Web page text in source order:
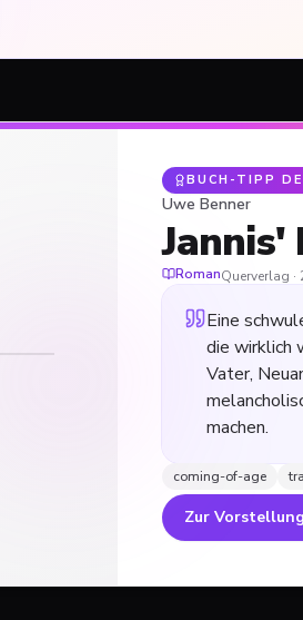
BUCH-TIPP
Uwe Benner
RomanQuerverlag ·
Eine
die wirklich
Vater,
machen.
coming-of-age
Zur Vorstellung